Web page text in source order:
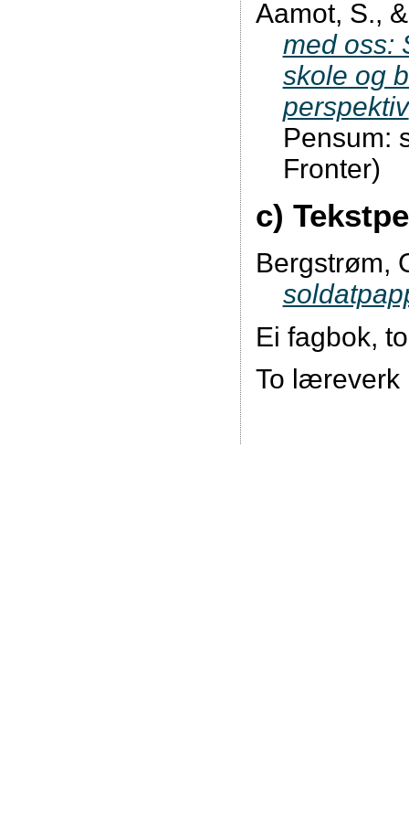
Aamot, S.,
med oss:
skole og
perspektiv
Pensum:
Fronter)
c)
Bergstrøm,
Ei fagbok,
To læreverk